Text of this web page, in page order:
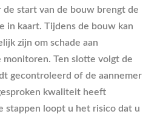
de start van de bouw brengt de
in kaart. Tijdens de bouw kan
zijn om schade aan
Ten slotte volgt de
gecontroleerd of de aannemer
kwaliteit heeft
stappen loopt u het risico dat u